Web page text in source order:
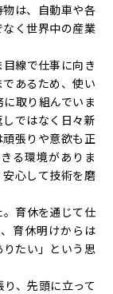
は、自動車や各
く世界中の産業
線で仕事に向き
あるため、使い
取り組んでいま
ではなく日々新
張りや意欲も正
る環境がありま
心して技術を磨
育休を通じて仕
育休明けからは
りたい」という思
、先頭に立って